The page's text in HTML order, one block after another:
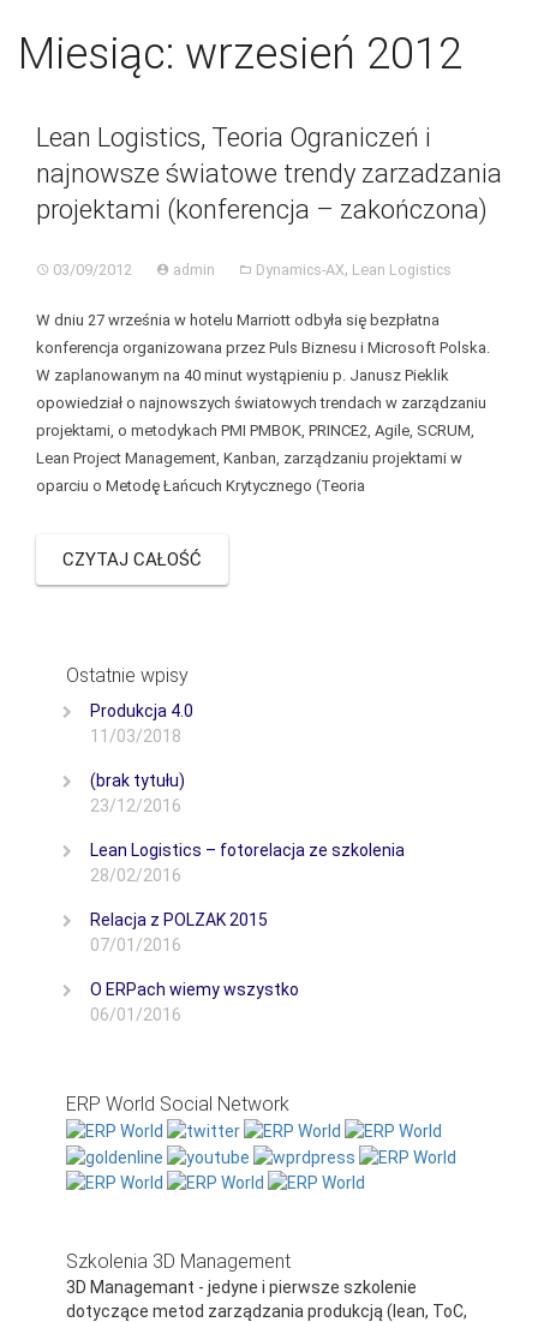
content
Miesiąc: wrzesień 2012
Lean Logistics, Teoria Ograniczeń i
najnowsze światowe trendy zarzadzania
projektami (konferencja – zakończona)
03/09/2012 admin Dynamics-AX, Lean Logistics
W dniu 27 września w hotelu Marriott odbyła się bezpłatna
konferencja organizowana przez Puls Biznesu i Microsoft Polska.
W zaplanowanym na 40 minut wystąpieniu p. Janusz Pieklik
opowiedział o najnowszych światowych trendach w zarządzaniu
projektami, o metodykach PMI PMBOK, PRINCE2, Agile, SCRUM,
Lean Project Management, Kanban, zarządzaniu projektami w
oparciu o Metodę Łańcuch Krytycznego (Teoria
CZYTAJ CAŁOŚĆ
Ostatnie wpisy
Produkcja 4.0
11/03/2018
(brak tytułu)
23/12/2016
Lean Logistics – fotorelacja ze szkolenia
28/02/2016
Relacja z POLZAK 2015
07/01/2016
O ERPach wiemy wszystko
06/01/2016
ERP World Social Network
Szkolenia 3D Management
3D Managemant - jedyne i pierwsze szkolenie
dotyczące metod zarządzania produkcją (lean, ToC,